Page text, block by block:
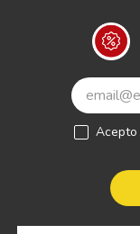
Acepto